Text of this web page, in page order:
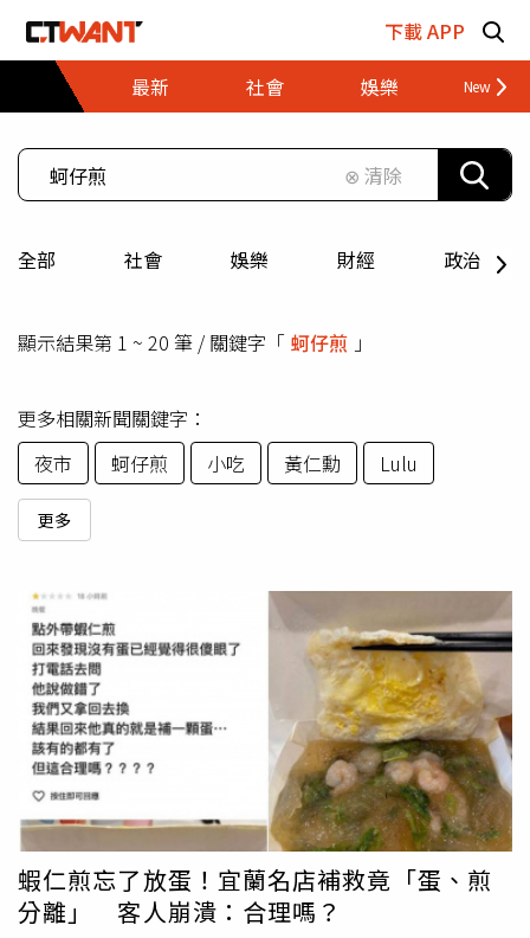
下載 APP
最新
社會 娛樂 財經
⊗ 清除
全部 社會 娛樂 財經 政治
顯示結果第 1 ~ 20 筆 / 關鍵字「 蚵仔煎 」
更多相關新聞關鍵字：
夜市
蚵仔煎 小吃 黃仁勳 Lulu
更多
蝦仁煎忘了放蛋！宜蘭名店補救竟「蛋、煎
分離」 客人崩潰：合理嗎？